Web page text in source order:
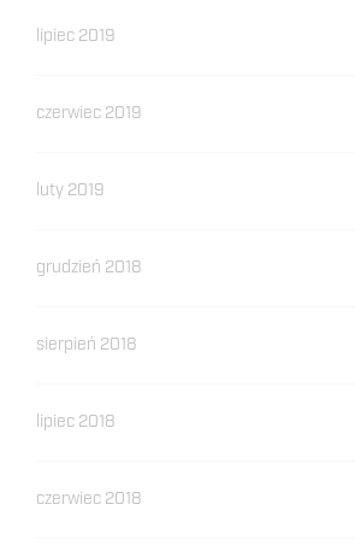
lipiec 2019
czerwiec 2019
luty 2019
grudzień 2018
sierpień 2018
lipiec 2018
czerwiec 2018